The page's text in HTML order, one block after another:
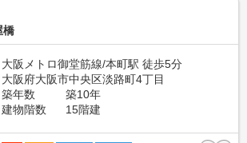
橋
大阪メトロ御堂筋線/本町駅 徒歩5分
大阪府大阪市中央区淡路町4丁目
築年数
築10年
建物階数
15階建